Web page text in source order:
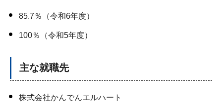
85.7％（令和6年度）
100％（令和5年度）
主な就職先
株式会社かんでんエルハート